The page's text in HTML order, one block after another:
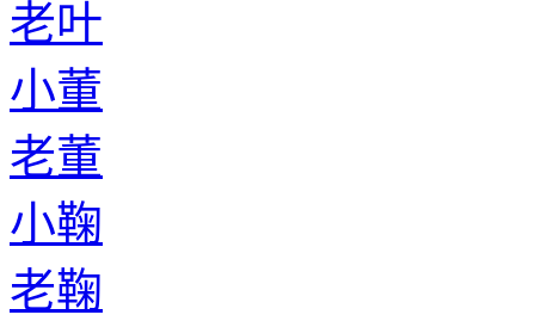
老叶
小董
老董
小鞠
老鞠